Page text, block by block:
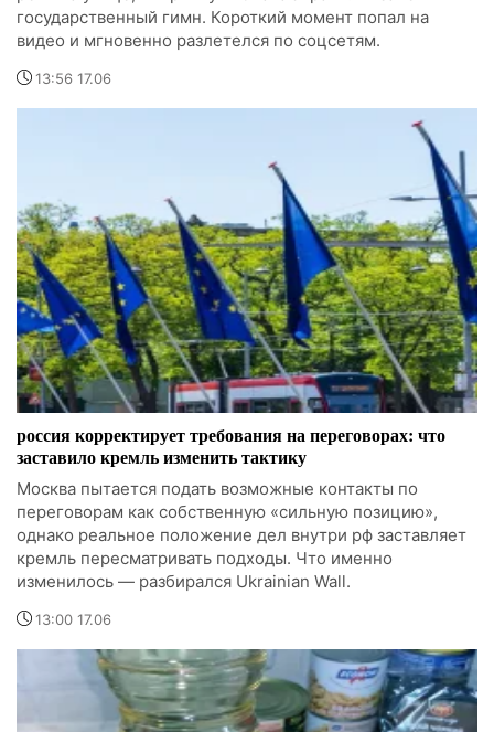
государственный гимн. Короткий момент попал на
видео и мгновенно разлетелся по соцсетям.
13:56 17.06
россия корректирует требования на переговорах: что
заставило кремль изменить тактику
Москва пытается подать возможные контакты по
переговорам как собственную «сильную позицию»,
однако реальное положение дел внутри рф заставляет
кремль пересматривать подходы. Что именно
изменилось — разбирался Ukrainian Wall.
13:00 17.06